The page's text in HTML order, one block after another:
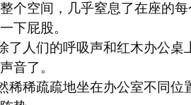
个空间，几乎窒息了在座的
下屁股。
了人们的呼吸声和红木办公桌
音了。
稀稀疏疏地坐在办公室不同位